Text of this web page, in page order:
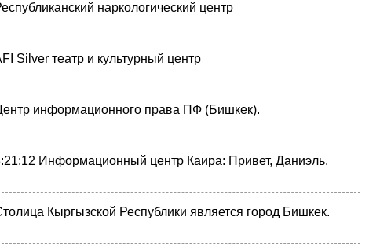
наркологический центр
Silver театр и культурный центр
информационного права ПФ (Бишкек).
Информационный центр Каира: Привет, Даниэль.
Кыргызской Республики является город Бишкек.